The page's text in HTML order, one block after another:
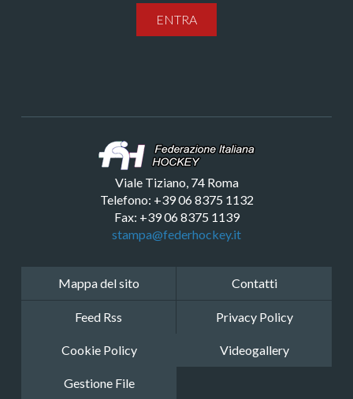
ENTRA
Viale Tiziano, 74 Roma
Telefono: +39 06 8375 1132
Fax: +39 06 8375 1139
stampa@federhockey.it
Mappa del sito Contatti
Feed Rss Privacy Policy
Cookie Policy Videogallery
Gestione File